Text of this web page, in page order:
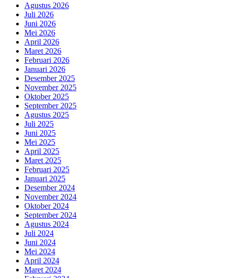
Agustus 2026
Juli 2026
Juni 2026
Mei 2026
April 2026
Maret 2026
Februari 2026
Januari 2026
Desember 2025
November 2025
Oktober 2025
September 2025
Agustus 2025
Juli 2025
Juni 2025
Mei 2025
April 2025
Maret 2025
Februari 2025
Januari 2025
Desember 2024
November 2024
Oktober 2024
September 2024
Agustus 2024
Juli 2024
Juni 2024
Mei 2024
April 2024
Maret 2024